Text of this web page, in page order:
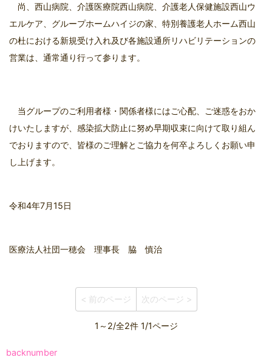
尚、西山病院、介護医療院西山病院、介護老人保健施設西山ウ
エルケア、グループホームハイジの家、特別養護老人ホーム西山
の杜における新規受け入れ及び各施設通所リハビリテーションの
営業は、通常通り行って参ります。
当グループのご利用者様・関係者様にはご心配、ご迷惑をおか
けいたしますが、感染拡大防止に努め早期収束に向けて取り組ん
でおりますので、皆様のご理解とご協力を何卒よろしくお願い申
し上げます。
令和4年7月15日
医療法人社団一穂会 理事長 脇 慎治
< 前のページ 次のページ >
1～2/全2件 1/1ページ
backnumber